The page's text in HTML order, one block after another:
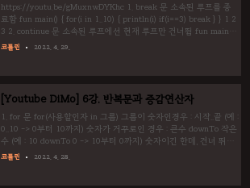
https://youtu.be/gMuxnwDYKhc 1. break 문 소속된 루프를 종
료함 fun main() { for(i in 1..10) { println(i) if(i==3) break } } 1 2
3 2. continue 문 소속된 루프에선 현재 루프만 건너뜀 fun main()
{ for(i in 1..10) { println(i) if(i==3) continue //break에서
break@loop pr..
코틀린 2022. 4. 29.
[Youtube DiMo] 6강. 반복문과 증감연산자
1. for 문 for(사용할인자 in 그룹) 그룹이 숫자인경우 : 시작..끝 (예 :
0..10 -> 0부터 10까지) 숫자가 거꾸로인 경우 : 큰수 downTo 작은
수 (예 : 10 downTo 0 -> 10부터 0까지) 숫자이긴 한데, 건너 뛰는
경우 : step 크기 (예 : for(i in 0..10 step 3) -> 0부터 10까지 3씩 건
코틀린 2022. 4. 28.